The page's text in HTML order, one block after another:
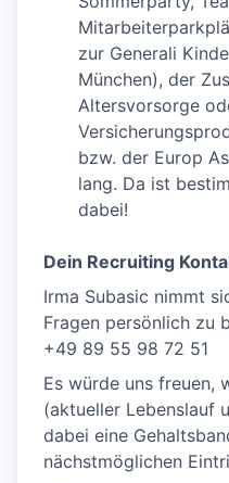
zur Generali
München), der
Altersvorsorge
bzw. der Europ
lang. Da ist
dabei!
Dein Recruiting
Irma Subasic nimmt
Fragen persönlich zu
+49 89 55 98 72 51
Es würde uns freuen,
(aktueller Lebenslauf
dabei eine
nächstmöglichen